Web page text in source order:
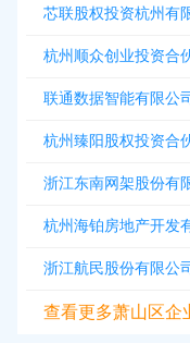
芯联股权投资杭州有
杭州顺众创业投资合
联通数据智能有限公司
杭州臻阳股权投资合
浙江东南网架股份有
杭州海铂房地产开发
浙江航民股份有限公司
查看更多萧山区企